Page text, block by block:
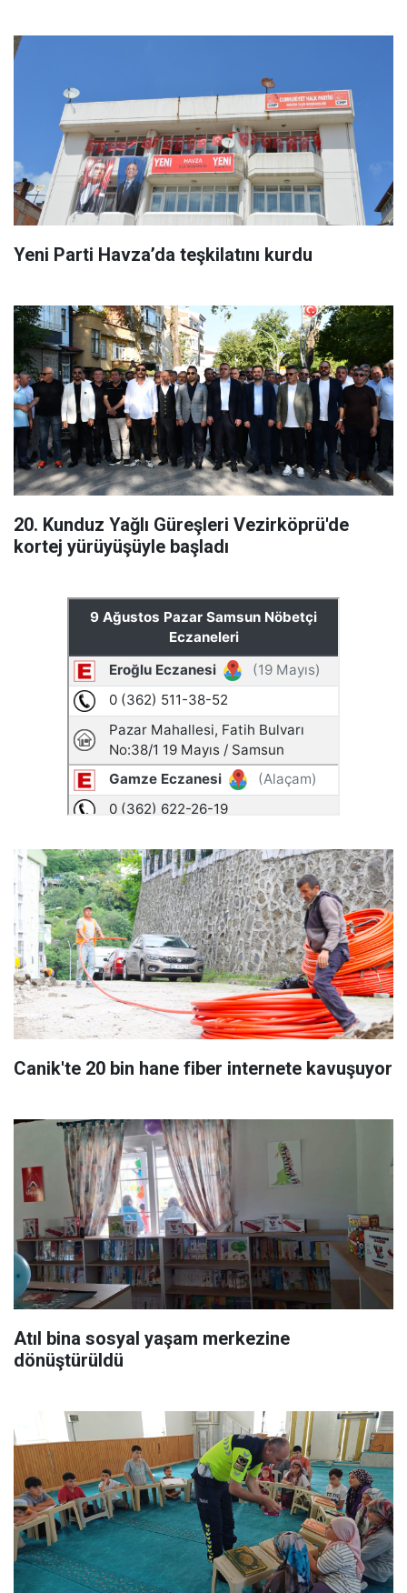
Yeni Parti Havza’da teşkilatını kurdu
20. Kunduz Yağlı Güreşleri Vezirköprü'de
kortej yürüyüşüyle başladı
Canik'te 20 bin hane fiber internete kavuşuyor
Atıl bina sosyal yaşam merkezine
dönüştürüldü